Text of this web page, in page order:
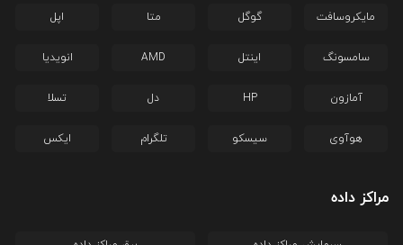
مایکروسافت گوگل متا اپل
سامسونگ اینتل AMD انویدیا
آمازون HP دل تسلا
هوآوی سیسکو تلگرام ایکس
مراکز داده